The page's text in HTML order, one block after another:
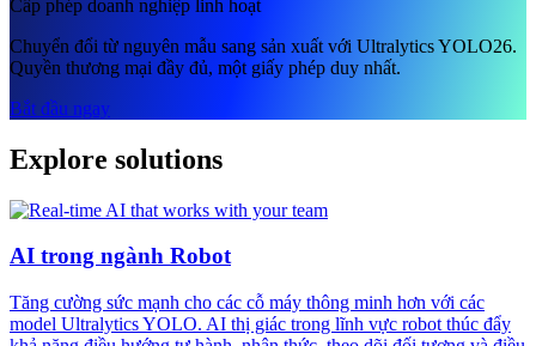
Cấp phép doanh nghiệp linh hoạt
Chuyển đổi từ nguyên mẫu sang sản xuất với Ultralytics YOLO26.
Quyền thương mại đầy đủ, một giấy phép duy nhất.
Bắt đầu ngay
Explore solutions
AI trong ngành Robot
Tăng cường sức mạnh cho các cỗ máy thông minh hơn với các
model Ultralytics YOLO. AI thị giác trong lĩnh vực robot thúc đẩy